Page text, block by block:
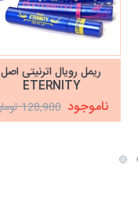
ریمل رویال اترنیتی اصل
ETERNITY
ناموجود 128,900 تومان